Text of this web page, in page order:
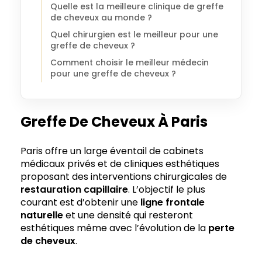
Quelle est la meilleure clinique de greffe
de cheveux au monde ?
Quel chirurgien est le meilleur pour une
greffe de cheveux ?
Comment choisir le meilleur médecin
pour une greffe de cheveux ?
Greffe De Cheveux À Paris
Paris offre un large éventail de cabinets
médicaux privés et de cliniques esthétiques
proposant des interventions chirurgicales de
restauration capillaire. L’objectif le plus
courant est d’obtenir une ligne frontale
naturelleet une densité qui resteront
esthétiques même avec l’évolution de la perte
de cheveux.